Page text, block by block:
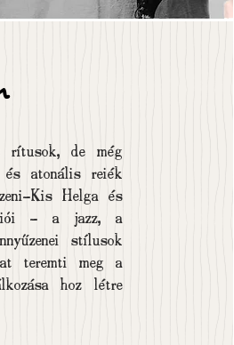
rítusok, de még
atonális reiék
Kis Helga és
- a jazz, a
stílusok
teremti meg a
hoz létre